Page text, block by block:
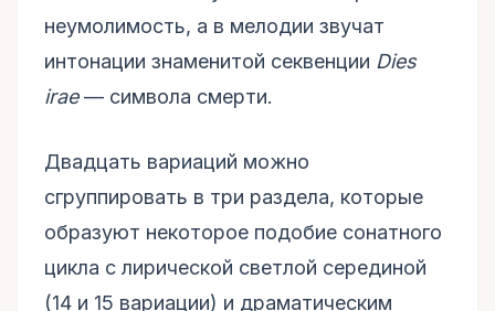
неумолимость, а в мелодии звучат
интонации знаменитой секвенции Dies
irae— символа смерти.
Двадцать вариаций можно
сгруппировать в три раздела, которые
образуют некоторое подобие сонатного
цикла с лирической светлой серединой
(14 и 15 вариации) и драматическим